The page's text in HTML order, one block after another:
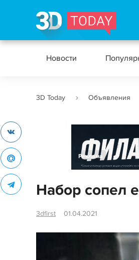
Новости
3D Today Объявления
Реклама
Набор сопел
3dfirst 01.04.2021